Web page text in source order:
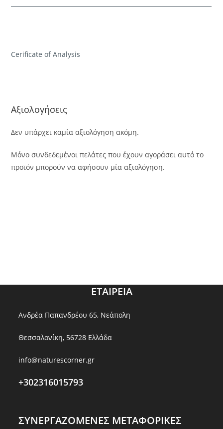
Cerificate of Analysis
Αξιολογήσεις
Δεν υπάρχει καμία αξιολόγηση ακόμη.
Μόνο συνδεδεμένοι πελάτες που έχουν αγοράσει αυτό το
προϊόν μπορούν να αφήσουν μία αξιολόγηση.
ΕΤΑΙΡΕΙΑ
Ανδρέα Παπανδρέου 65, Νεάπολη
Θεσσαλονίκη, 56728 Ελλάδα
info@naturescorner.gr
+302316015793
ΣΥΝΕΡΓΑΖΟΜΕΝΕΣ ΜΕΤΑΦΟΡΙΚΕΣ